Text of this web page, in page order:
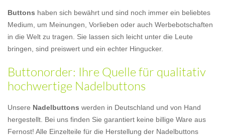
Buttons haben sich bewährt und sind noch immer ein beliebtes
Medium, um Meinungen, Vorlieben oder auch Werbebotschaften
in die Welt zu tragen. Sie lassen sich leicht unter die Leute
bringen, sind preiswert und ein echter Hingucker.
Buttonorder: Ihre Quelle für qualitativ
hochwertige Nadelbuttons
Unsere Nadelbuttons werden in Deutschland und von Hand
hergestellt. Bei uns finden Sie garantiert keine billige Ware aus
Fernost! Alle Einzelteile für die Herstellung der Nadelbuttons